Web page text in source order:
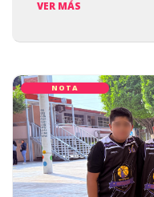
VER MÁS
NOTA